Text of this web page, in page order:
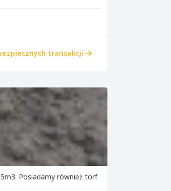
transakcji
Posiadamy również torf